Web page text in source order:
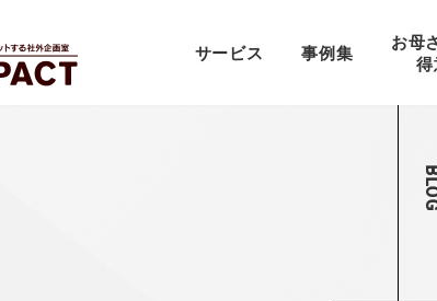
サービス 事例集
お母